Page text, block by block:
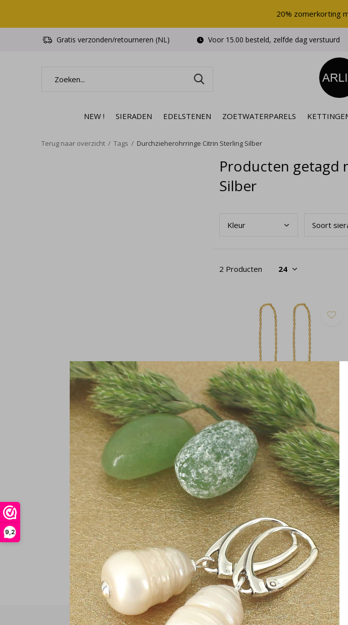
9,2
NEW ! SIERADEN EDELSTENEN ZOETWATERPARELS
Gratis verzonden/retourneren (NL) Voor 15.00 besteld, zelfde dag verstuurd
20% zomerkorting
Terug naar overzicht Tags Durchzieherohrringe Citrin Sterling Silber
Producten getagd
Silber
Kleur Soort
2 Producten
Doortrekoorbellen citrien verguld -
2371
€34,95
Incl. btw